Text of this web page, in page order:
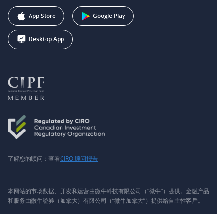
Webull Corporation
+1 (888) 228-0958
App Store Google Play
Desktop App
了解您的顾问：查看CIRO 顾问报告
本网站的市场数据、开发和运营由微牛科技有限公司（“微牛”）提供。金融产品
和服务由微牛證券（加拿大）有限公司（“微牛加拿大”）提供给自主性客戶。